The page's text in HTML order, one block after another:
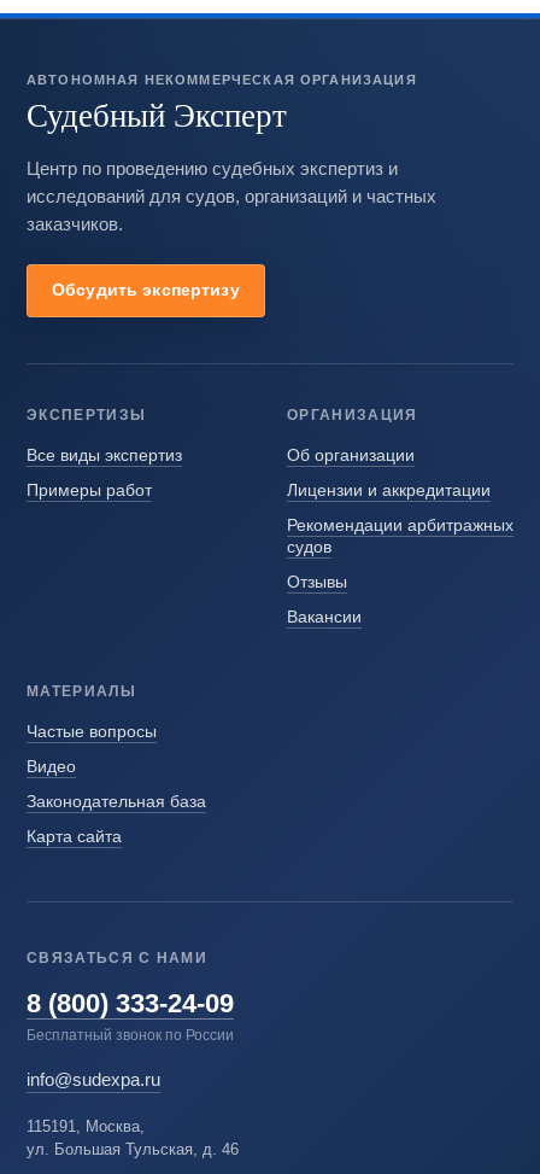
АВТОНОМНАЯ НЕКОММЕРЧЕСКАЯ ОРГАНИЗАЦИЯ
Судебный Эксперт
Центр по проведению судебных экспертиз и
исследований для судов, организаций и частных
заказчиков.
Обсудить экспертизу
ЭКСПЕРТИЗЫ
Все виды экспертиз
Примеры работ
ОРГАНИЗАЦИЯ
Об организации
Лицензии и аккредитации
Рекомендации арбитражных
судов
Отзывы
Вакансии
МАТЕРИАЛЫ
Частые вопросы
Видео
Законодательная база
Карта сайта
СВЯЗАТЬСЯ С НАМИ
8 (800) 333-24-09
Бесплатный звонок по России
info@sudexpa.ru
115191, Москва,
ул. Большая Тульская, д. 46